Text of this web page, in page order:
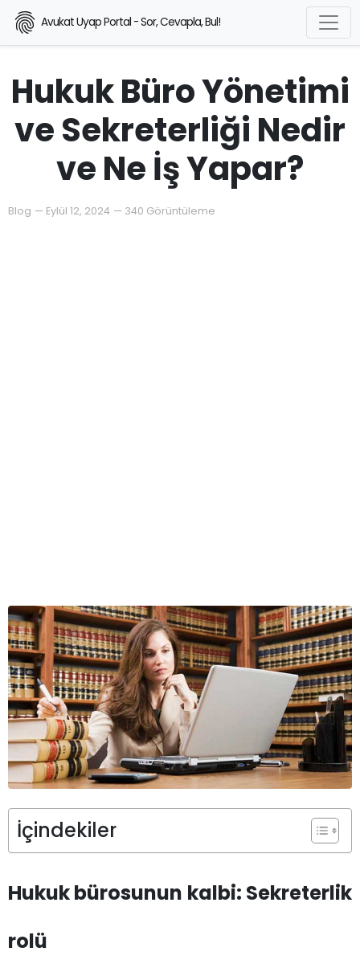
Avukat Uyap Portal - Sor, Cevapla, Bul!
Hukuk Büro Yönetimi
ve Sekreterliği Nedir
ve Ne İş Yapar?
Blog — Eylül 12, 2024 — 340 Görüntüleme
İçindekiler
Hukuk bürosunun kalbi: Sekreterlik
rolü